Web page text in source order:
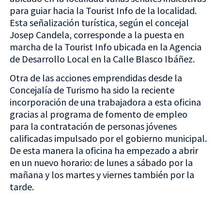
para guiar hacia la Tourist Info de la localidad.
Esta señalización turística, según el concejal
Josep Candela, corresponde a la puesta en
marcha de la Tourist Info ubicada en la Agencia
de Desarrollo Local en la Calle Blasco Ibáñez.
Otra de las acciones emprendidas desde la
Concejalía de Turismo ha sido la reciente
incorporación de una trabajadora a esta oficina
gracias al programa de fomento de empleo
para la contratación de personas jóvenes
calificadas impulsado por el gobierno municipal.
De esta manera la oficina ha empezado a abrir
en un nuevo horario: de lunes a sábado por la
mañana y los martes y viernes también por la
tarde.